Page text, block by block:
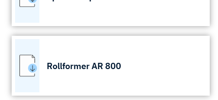
Rollformer AR 800